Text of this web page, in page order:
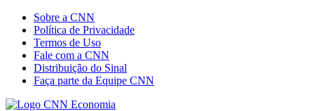
Sobre a CNN
Política de Privacidade
Termos de Uso
Fale com a CNN
Distribuição do Sinal
Faça parte da Equipe CNN